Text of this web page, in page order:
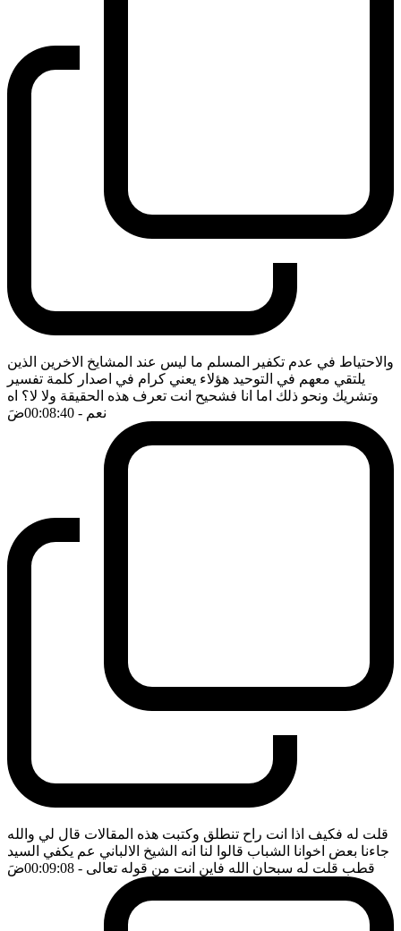
والاحتياط في عدم تكفير المسلم ما ليس عند المشايخ الاخرين الذين
يلتقي معهم في التوحيد هؤلاء يعني كرام في اصدار كلمة تفسير
وتشريك ونحو ذلك اما انا فشحيح انت تعرف هذه الحقيقة ولا لا؟ اه
نعم - 00:08:40 ضَ
قلت له فكيف اذا انت راح تنطلق وكتبت هذه المقالات قال لي والله
جاءنا بعض اخوانا الشباب قالوا لنا انه الشيخ الالباني عم يكفي السيد
قطب قلت له سبحان الله فاين انت من قوله تعالى - 00:09:08 ضَ